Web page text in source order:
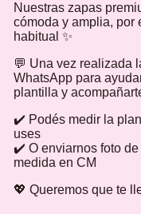
Nuestras zapas
cómoda y amplia, por
habitual ✨
💬 Una vez realizada
WhatsApp para
plantilla y
✔️ Podés medir la
uses
✔️ O enviarnos foto
medida en CM
💖 Queremos que te